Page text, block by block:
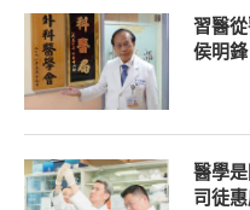
習醫從
侯明鋒
醫學
司徒